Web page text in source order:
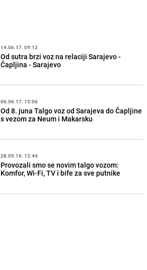
14.06.17. 09:12
Od sutra brzi voz na relaciji Sarajevo -
Čapljina - Sarajevo
06.06.17. 15:06
Od 8. juna Talgo voz od Sarajeva do Čapljine
s vezom za Neum i Makarsku
28.09.16. 12:44
Provozali smo se novim talgo vozom:
Komfor, Wi-Fi, TV i bife za sve putnike